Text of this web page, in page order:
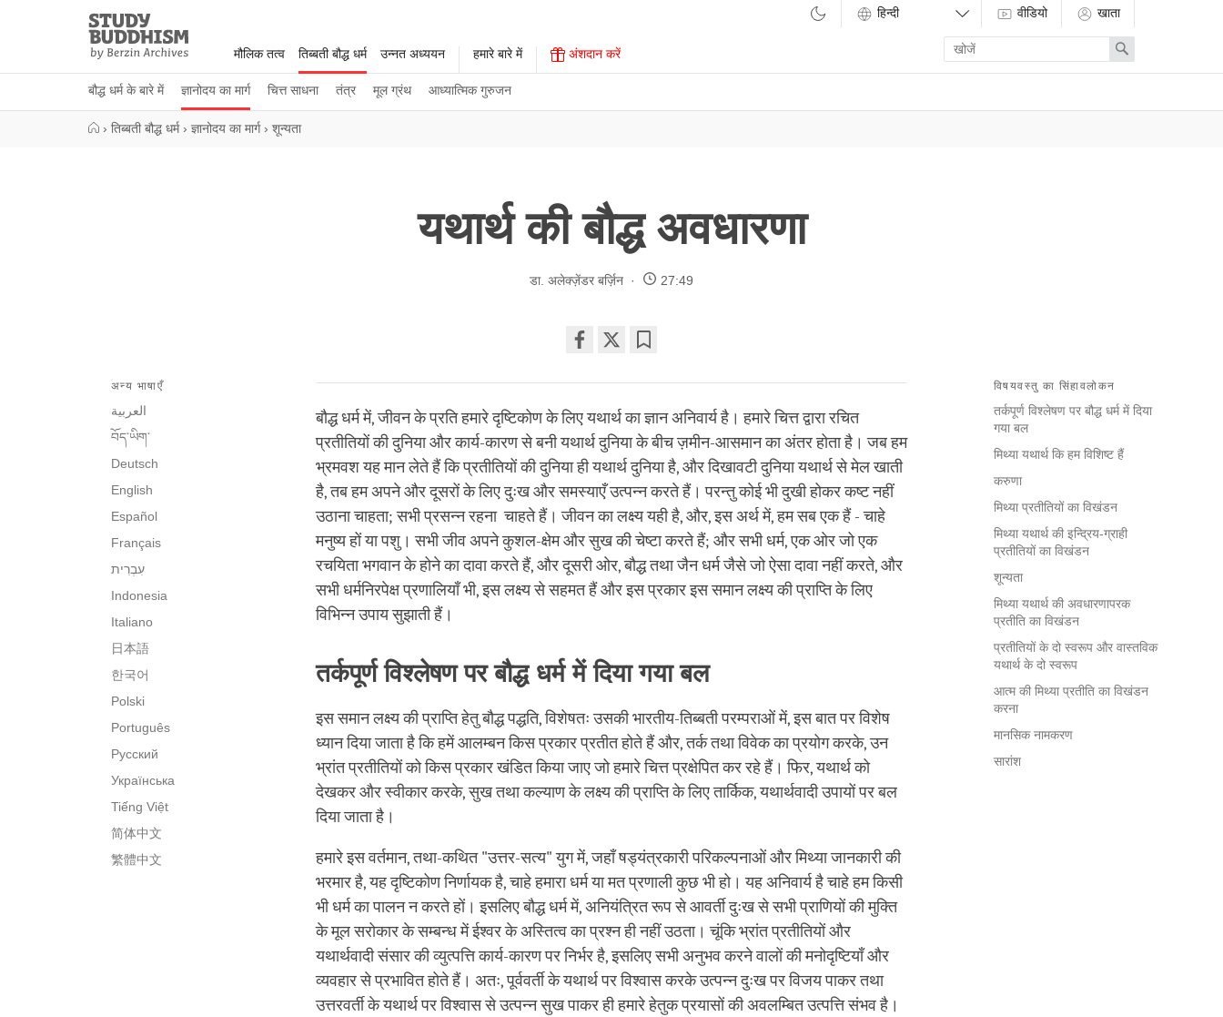
Study
Buddhism
Home
मौलिक तत्व तिब्बती बौद्ध धर्म
बौद्ध धर्म के बारे में ज्ञानोदय का मार्ग चित्त साधना तंत्र मूल ग्रंथ आध्यात्मिक गुरुजन
उन्नत अध्ययन हमारे बारे में अंशदान करें
वीडियो खाता
Enter
search
term
Search
› तिब्बती बौद्ध धर्म › ज्ञानोदय का मार्ग › शून्यता
यथार्थ की बौद्ध अवधारणा
डा. अलेक्ज़ेंडर बर्ज़िन 27:49
on
facebook
विषयवस्तु का सिंहावलोकन
तर्कपूर्ण विश्लेषण पर बौद्ध धर्म में दिया
गया बल
मिथ्या यथार्थ कि हम विशिष्ट हैं
करुणा
मिथ्या प्रतीतियों का विखंडन
मिथ्या यथार्थ की इन्द्रिय-ग्राही
प्रतीतियों का विखंडन
शून्यता
मिथ्या यथार्थ की अवधारणापरक
प्रतीति का विखंडन
प्रतीतियों के दो स्वरूप और वास्तविक
यथार्थ के दो स्वरूप
आत्म की मिथ्या प्रतीति का विखंडन
करना
मानसिक नामकरण
सारांश
अन्य भाषाएँ
العربية
བོད་ཡིག་
Deutsch
English
Español
Français
Indonesia
Italiano
日本語
한국어
Polski
Português
Русский
Українська
Tiếng Việt
简体中文
繁體中文
बौद्ध धर्म में, जीवन के प्रति हमारे दृष्टिकोण के लिए यथार्थ का ज्ञान अनिवार्य है। हमारे चित्त द्वारा रचित
प्रतीतियों की दुनिया और कार्य-कारण से बनी यथार्थ दुनिया के बीच ज़मीन-आसमान का अंतर होता है। जब हम
भ्रमवश यह मान लेते हैं कि प्रतीतियों की दुनिया ही यथार्थ दुनिया है, और दिखावटी दुनिया यथार्थ से मेल खाती
है, तब हम अपने और दूसरों के लिए दुःख और समस्याएँ उत्पन्न करते हैं। परन्तु कोई भी दुखी होकर कष्ट नहीं
उठाना चाहता; सभी प्रसन्न रहना चाहते हैं। जीवन का लक्ष्य यही है, और, इस अर्थ में, हम सब एक हैं - चाहे
मनुष्य हों या पशु। सभी जीव अपने कुशल-क्षेम और सुख की चेष्टा करते हैं; और सभी धर्म, एक ओर जो एक
रचयिता भगवान के होने का दावा करते हैं, और दूसरी ओर, बौद्ध तथा जैन धर्म जैसे जो ऐसा दावा नहीं करते, और
सभी धर्मनिरपेक्ष प्रणालियाँ भी, इस लक्ष्य से सहमत हैं और इस प्रकार इस समान लक्ष्य की प्राप्ति के लिए
विभिन्न उपाय सुझाती हैं।
तर्कपूर्ण विश्लेषण पर बौद्ध धर्म में दिया गया बल
इस समान लक्ष्य की प्राप्ति हेतु बौद्ध पद्धति, विशेषतः उसकी भारतीय-तिब्बती परम्पराओं में, इस बात पर विशेष
ध्यान दिया जाता है कि हमें आलम्बन किस प्रकार प्रतीत होते हैं और, तर्क तथा विवेक का प्रयोग करके, उन
भ्रांत प्रतीतियों को किस प्रकार खंडित किया जाए जो हमारे चित्त प्रक्षेपित कर रहे हैं। फिर, यथार्थ को
देखकर और स्वीकार करके, सुख तथा कल्याण के लक्ष्य की प्राप्ति के लिए तार्किक, यथार्थवादी उपायों पर बल
दिया जाता है।
हमारे इस वर्तमान, तथा-कथित "उत्तर-सत्य" युग में, जहाँ षड्यंत्रकारी परिकल्पनाओं और मिथ्या जानकारी की
भरमार है, यह दृष्टिकोण निर्णायक है, चाहे हमारा धर्म या मत प्रणाली कुछ भी हो। यह अनिवार्य है चाहे हम किसी
भी धर्म का पालन न करते हों। इसलिए बौद्ध धर्म में, अनियंत्रित रूप से आवर्ती दुःख से सभी प्राणियों की मुक्ति
के मूल सरोकार के सम्बन्ध में ईश्वर के अस्तित्व का प्रश्न ही नहीं उठता। चूंकि भ्रांत प्रतीतियों और
यथार्थवादी संसार की व्युत्पत्ति कार्य-कारण पर निर्भर है, इसलिए सभी अनुभव करने वालों की मनोदृष्टियाँ और
व्यवहार से प्रभावित होते हैं। अतः, पूर्ववर्ती के यथार्थ पर विश्वास करके उत्पन्न दुःख पर विजय पाकर तथा
उत्तरवर्ती के यथार्थ पर विश्वास से उत्पन्न सुख पाकर ही हमारे हेतुक प्रयासों की अवलम्बित उत्पत्ति संभव है।